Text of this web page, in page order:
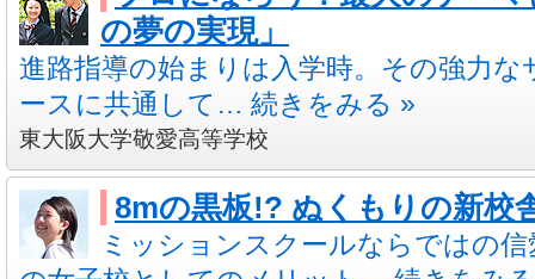
の夢の実現」
進路指導の始まりは入学時。その強力
ースに共通して… 続きをみる »
東大阪大学敬愛高等学校
8mの黒板!? ぬくもりの新校
ミッションスクールならではの